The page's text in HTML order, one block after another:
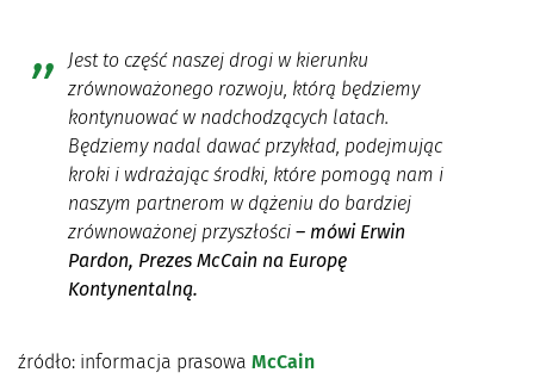
Jest to część naszej drogi w kierunku
zrównoważonego rozwoju, którą będziemy
kontynuować w nadchodzących latach.
Będziemy nadal dawać przykład, podejmując
kroki i wdrażając środki, które pomogą nam i
naszym partnerom w dążeniu do bardziej
zrównoważonej przyszłości – mówi Erwin
Pardon, Prezes McCain na Europę
Kontynentalną.
źródło: informacja prasowa McCain